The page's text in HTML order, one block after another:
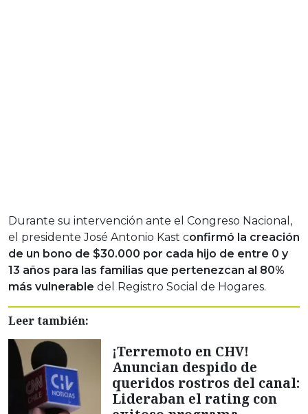
Durante su intervención ante el Congreso Nacional,
el presidente José Antonio Kast confirmó la creación
de un bono de $30.000 por cada hijo de entre 0 y
13 años para las familias que pertenezcan al 80%
más vulnerable del Registro Social de Hogares.
Leer también:
¡Terremoto en CHV!
Anuncian despido de
queridos rostros del canal:
Lideraban el rating con